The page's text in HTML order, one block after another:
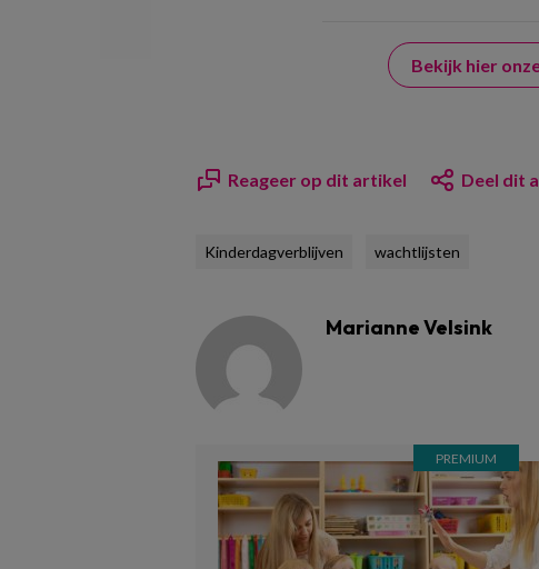
Bekijk hier
Reageer op dit artikel Deel dit
Kinderdagverblijven wachtlijsten
Marianne Velsink